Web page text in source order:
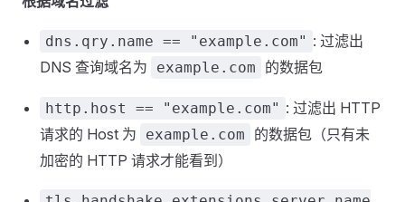
dns.qry.name == "example.com" : 过滤出
DNS 查询域名为
example.com 的数据包
http.host == "example.com" : 过滤出 HTTP
请求的 Host 为
example.com
的数据包（只有未
加密的 HTTP 请求才能看到）